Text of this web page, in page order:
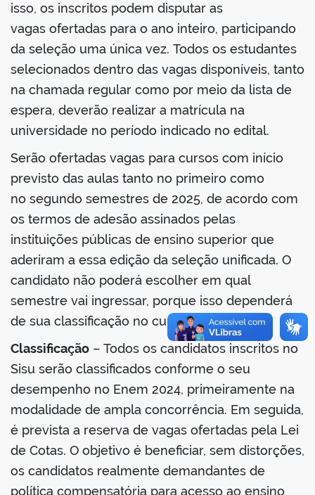
portal
isso, os inscritos podem disputar as
vagas ofertadas para o ano inteiro, participando
da seleção uma única vez. Todos os estudantes
selecionados dentro das vagas disponíveis, tanto
na chamada regular como por meio da lista de
espera, deverão realizar a matrícula na
universidade no período indicado no edital.
Serão ofertadas vagas para cursos com início
previsto das aulas tanto no primeiro como
no segundo semestres de 2025, de acordo com
os termos de adesão assinados pelas
instituições públicas de ensino superior que
aderiram a essa edição da seleção unificada. O
candidato não poderá escolher em qual
semestre vai ingressar, porque isso dependerá
de sua classificação no curso pretendido.
Classificação – Todos os candidatos inscritos no
Sisu serão classificados conforme o seu
desempenho no Enem 2024, primeiramente na
modalidade de ampla concorrência. Em seguida,
é prevista a reserva de vagas ofertadas pela Lei
de Cotas. O objetivo é beneficiar, sem distorções,
os candidatos realmente demandantes de
política compensatória para acesso ao ensino